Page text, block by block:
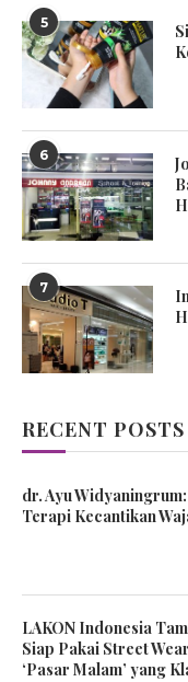
5
6
7
RECENT POSTS
dr. Ayu
Terapi Kecantikan
LAKON Indonesia
Siap Pakai Street
‘Pasar Malam’ yang